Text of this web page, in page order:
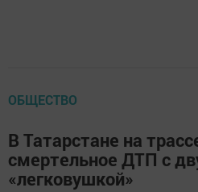
ОБЩЕСТВО
В Татарстане на
смертельное ДТП с
«легковушкой»